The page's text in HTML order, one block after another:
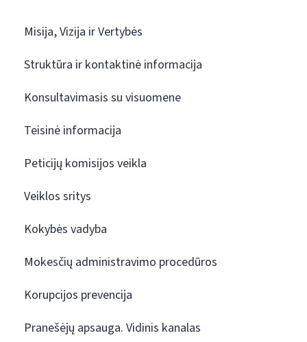
Misija, Vizija ir Vertybės
Struktūra ir kontaktinė informacija
Konsultavimasis su visuomene
Teisinė informacija
Peticijų komisijos veikla
Veiklos sritys
Kokybės vadyba
Mokesčių administravimo procedūros
Korupcijos prevencija
Pranešėjų apsauga. Vidinis kanalas